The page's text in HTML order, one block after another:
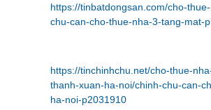
https://tinbatdongsan.com/cho-
chu-can-cho-thue-nha-3-tang-mat-
https://tinchinhchu.net/cho-thue-
thanh-xuan-ha-noi/chinh-chu-can-
ha-noi-p2031910